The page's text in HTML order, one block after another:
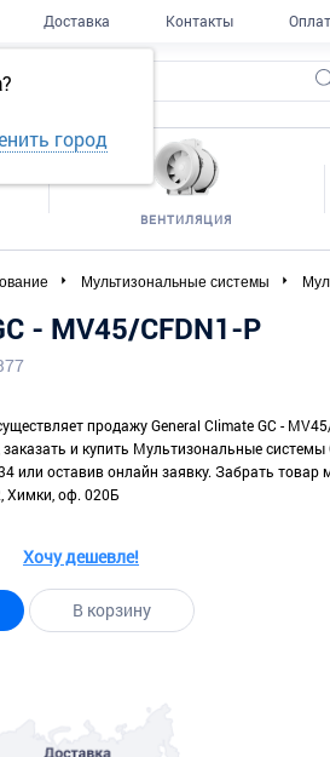
?
город
Доставка Контакты
ВЕНТИЛЯЦИЯ
Мультизональные системы
- MV45/CFDN1-P
продажу General Climate GC -
и купить Мультизональные системы
или оставив онлайн заявку. Забрать
Химки, оф. 020Б
Хочу дешевле!
В корзину